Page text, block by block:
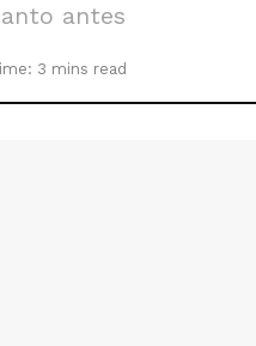
antes
3 mins read